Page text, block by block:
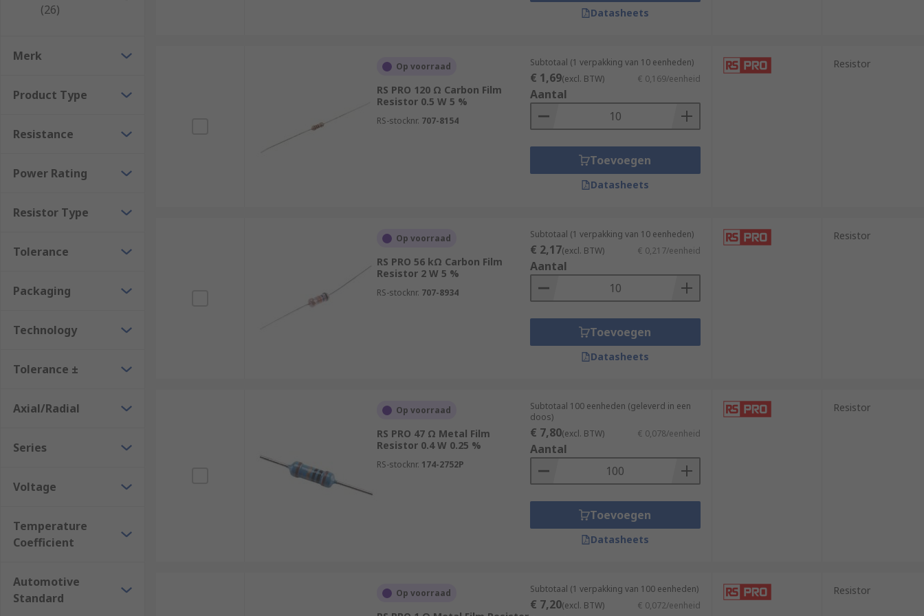
(26)
Merk
Product Type
Resistance
Power Rating
Resistor Type
Tolerance
Packaging
Technology
Tolerance ±
Axial/Radial
Series
Voltage
Temperature
Coefficient
Automotive
Standard
Datasheets
Op voorraad
RS PRO 120 Ω Carbon Film
Resistor 0.5 W 5 %
RS-stocknr. 707-8154
Subtotaal (1 verpakking van 10 eenheden)
€ 1,69(excl. BTW) € 0,169/eenheid
Aantal
Toevoegen
Datasheets
Resistor
Op voorraad
RS PRO 56 kΩ Carbon Film
Resistor 2 W 5 %
RS-stocknr. 707-8934
Subtotaal (1 verpakking van 10 eenheden)
€ 2,17(excl. BTW) € 0,217/eenheid
Aantal
Toevoegen
Datasheets
Resistor
Op voorraad
RS PRO 47 Ω Metal Film
Resistor 0.4 W 0.25 %
RS-stocknr. 174-2752P
Subtotaal 100 eenheden (geleverd in een
doos)
€ 7,80(excl. BTW) € 0,078/eenheid
Aantal
Toevoegen
Datasheets
Resistor
Op voorraad Subtotaal (1 verpakking van 100 eenheden)
€ 7,20(excl. BTW) € 0,072/eenheid
Resistor